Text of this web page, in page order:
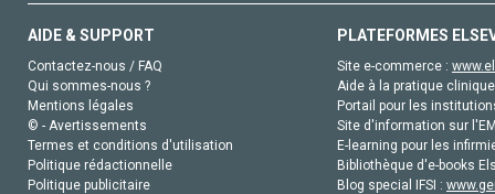
AIDE & SUPPORT
Contactez-nous / FAQ
Qui sommes-nous ?
Mentions légales
© - Avertissements
Termes et conditions d'utilisation
Politique rédactionnelle
Politique publicitaire
PLATEFORMES
Site e-commerce :
Aide à la pratique
Portail pour les
Site d'information sur
E-learning pour les
Bibliothèque d'e-books
Blog special IFSI :